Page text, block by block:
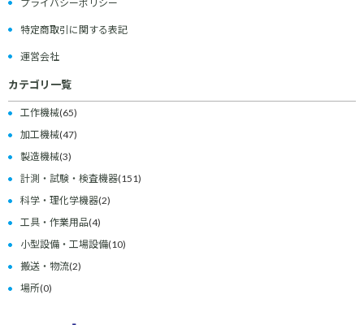
プライバシーポリシー
特定商取引に関する表記
運営会社
カテゴリ一覧
工作機械(65)
加工機械(47)
製造機械(3)
計測・試験・検査機器(151)
科学・理化学機器(2)
工具・作業用品(4)
小型設備・工場設備(10)
搬送・物流(2)
場所(0)